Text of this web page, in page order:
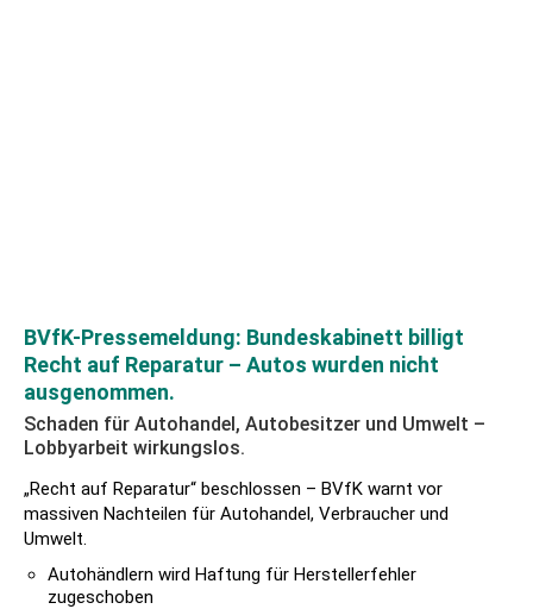
BVfK-Pressemeldung: Bundeskabinett billigt
Recht auf Reparatur – Autos wurden nicht
ausgenommen.
Schaden für Autohandel, Autobesitzer und Umwelt –
Lobbyarbeit wirkungslos.
„Recht auf Reparatur“ beschlossen – BVfK warnt vor
massiven Nachteilen für Autohandel, Verbraucher und
Umwelt.
Autohändlern wird Haftung für Herstellerfehler
zugeschoben